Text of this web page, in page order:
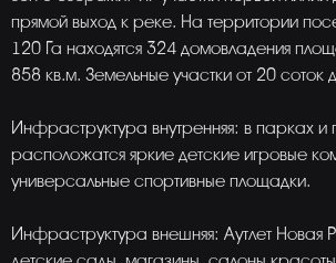
прямой выход к реке. На территории
120 Га находятся 324 домовладения
858 кв.м. Земельные участки от 20 соток
Инфраструктура внутренняя: в парках и
расположатся яркие детские игровые
универсальные спортивные площадки.
Инфраструктура внешняя: Аутлет Новая